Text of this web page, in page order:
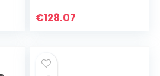
de Danger Gratuits
€128.07